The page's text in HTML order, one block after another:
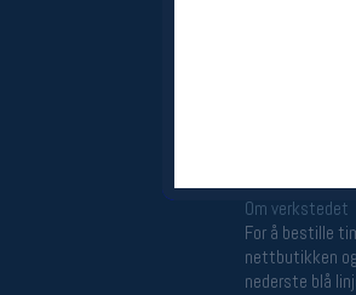
Lørdag:
Om verkstedet
For å bestille
nettbutikken
nederste blå